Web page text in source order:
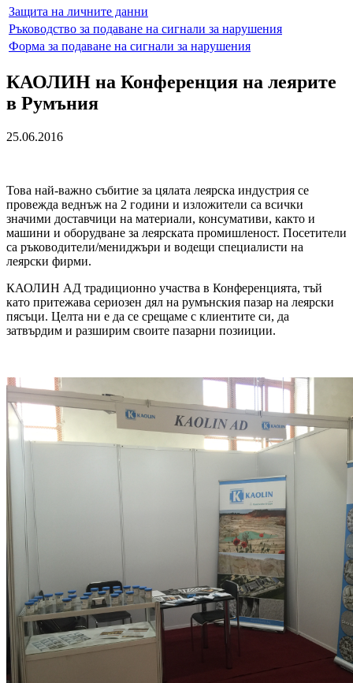
Защита на личните данни
Ръководство за подаване на сигнали за нарушения
Форма за подаване на сигнали за нарушения
КАОЛИН на Конференция на леярите
в Румъния
25.06.2016
Това най-важно събитие за цялата леярска индустрия се
провежда веднъж на 2 години и изложители са всички
значими доставчици на материали, консумативи, както и
машини и оборудване за леярската промишленост. Посетители
са ръководители/мениджъри и водещи специалисти на
леярски фирми.
КАОЛИН АД традиционно участва в Конференцията, тъй
като притежава сериозен дял на румънския пазар на леярски
пясъци. Целта ни е да се срещаме с клиентите си, да
затвърдим и разширим своите пазарни позииции.